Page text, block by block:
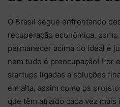
O Brasil segue enfrentando
recuperação econômica,
permanecer acima do ideal e
nem tudo é preocupação! Por
startups ligadas a soluções
em alta, assim como os
que têm atraído cada vez